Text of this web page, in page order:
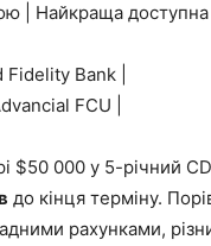
| Найкраща
Fidelity Bank |
FCU |
$50 000 у 5-річний
до кінця терміну.
рахунками,